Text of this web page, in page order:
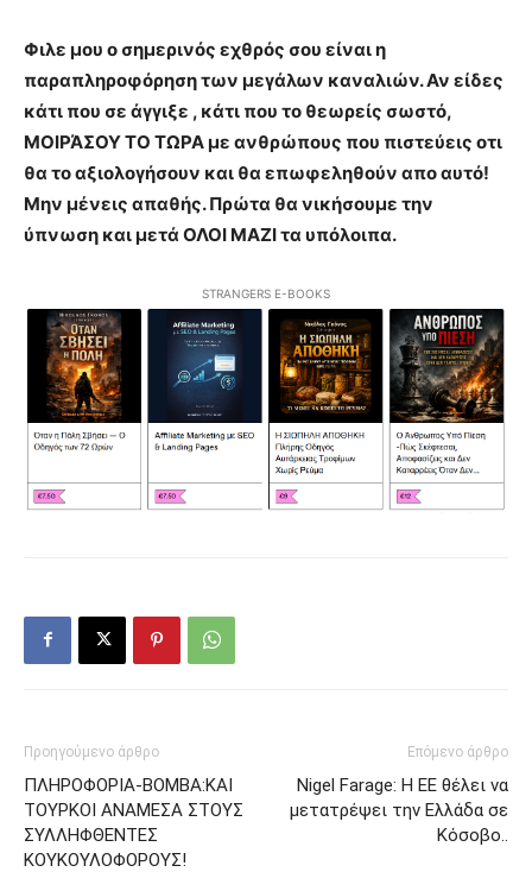
Φιλε μου ο σημερινός εχθρός σου είναι η
παραπληροφόρηση των μεγάλων καναλιών. Αν είδες
κάτι που σε άγγιξε , κάτι που το θεωρείς σωστό,
ΜΟΙΡΆΣΟΥ ΤΟ ΤΩΡΑ με ανθρώπους που πιστεύεις οτι
θα το αξιολογήσουν και θα επωφεληθούν απο αυτό!
Μην μένεις απαθής. Πρώτα θα νικήσουμε την
ύπνωση και μετά ΟΛΟΙ ΜΑΖΙ τα υπόλοιπα.
STRANGERS E-BOOKS
Προηγούμενο άρθρο
ΠΛΗΡΟΦΟΡΙΑ-ΒΟΜΒΑ:ΚΑΙ
ΤΟΥΡΚΟΙ ΑΝΑΜΕΣΑ ΣΤΟΥΣ
ΣΥΛΛΗΦΘΕΝΤΕΣ
ΚΟΥΚΟΥΛΟΦΟΡΟΥΣ!
Επόμενο άρθρο
Nigel Farage: Η ΕΕ θέλει να
μετατρέψει την Ελλάδα σε
Κόσοβο..